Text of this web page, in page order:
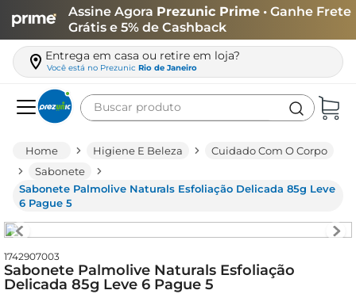
Assine Agora Prezunic Prime • Ganhe Frete
Grátis e 5% de Cashback
Entrega em casa ou retire em loja?
Você está no Prezunic Rio de Janeiro
Buscar produto
Higiene E Beleza
Cuidado Com O Corpo
Sabonete
Sabonete Palmolive Naturals Esfoliação Delicada 85g Leve
6 Pague 5
1742907003
Sabonete Palmolive Naturals Esfoliação
Delicada 85g Leve 6 Pague 5
leite
arroz